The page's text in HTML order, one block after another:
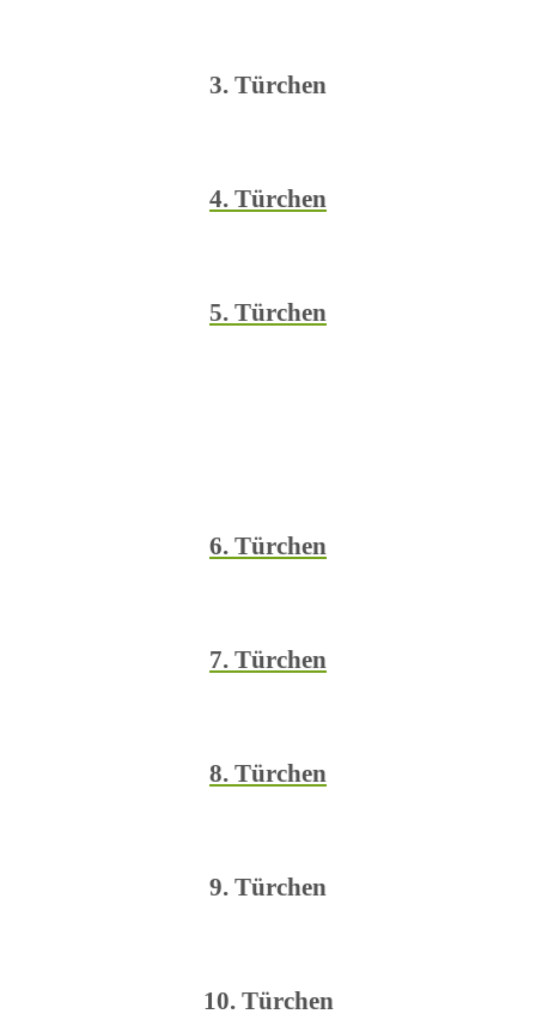
3. Türchen
4. Türchen
5. Türchen
6. Türchen
7. Türchen
8. Türchen
9. Türchen
10. Türchen